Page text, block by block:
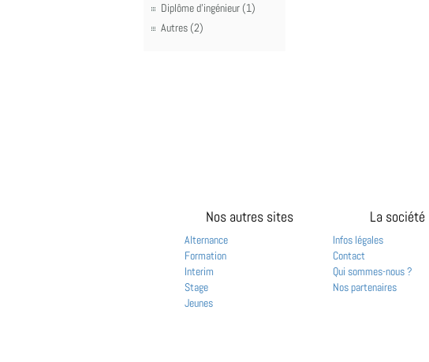
Diplôme d'ingénieur (1)
Autres (2)
Nos autres sites
Alternance
Formation
Interim
Stage
Jeunes
La société
Infos légales
Contact
Qui sommes-nous ?
Nos partenaires